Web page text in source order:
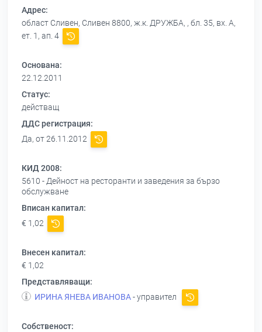
Адрес:
област Сливен, Сливен 8800, ж.к. ДРУЖБА, , бл. 35, вх. А,
ет. 1, ап. 4
Основана:
22.12.2011
Статус:
действащ
ДДС регистрация:
Да, от 26.11.2012
КИД 2008:
5610 - Дейност на ресторанти и заведения за бързо
обслужване
Вписан капитал:
€ 1,02
Внесен капитал:
€ 1,02
Представляващи:
ИРИНА ЯНЕВА ИВАНОВА- управител
Собственост: